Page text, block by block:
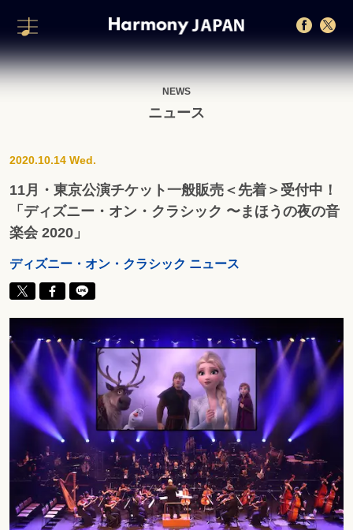
NEWS
ニュース
2020.10.14 Wed.
11月・東京公演チケット一般販売＜先着＞受付中！
「ディズニー・オン・クラシック 〜まほうの夜の音
楽会 2020」
ディズニー・オン・クラシック ニュース